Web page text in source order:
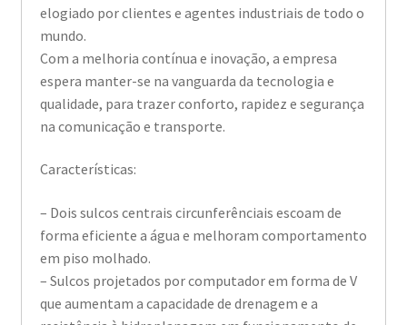
elogiado por clientes e agentes industriais de todo o
mundo.
Com a melhoria contínua e inovação, a empresa
espera manter-se na vanguarda da tecnologia e
qualidade, para trazer conforto, rapidez e segurança
na comunicação e transporte.
Características:
– Dois sulcos centrais circunferênciais escoam de
forma eficiente a água e melhoram comportamento
em piso molhado.
– Sulcos projetados por computador em forma de V
que aumentam a capacidade de drenagem e a